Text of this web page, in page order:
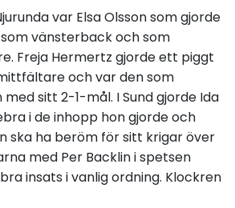
var Elsa Olsson som gjorde
vänsterback och som
Freja Hermertz gjorde ett piggt
och var den som
sitt 2-1-mål. I Sund gjorde Ida
i de inhopp hon gjorde och
ska ha beröm för sitt krigar över
med Per Backlin i spetsen
insats i vanlig ordning. Klockren